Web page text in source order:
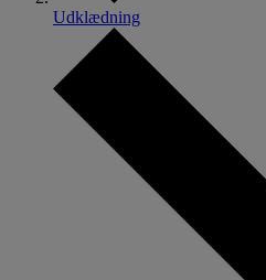
Udklædning